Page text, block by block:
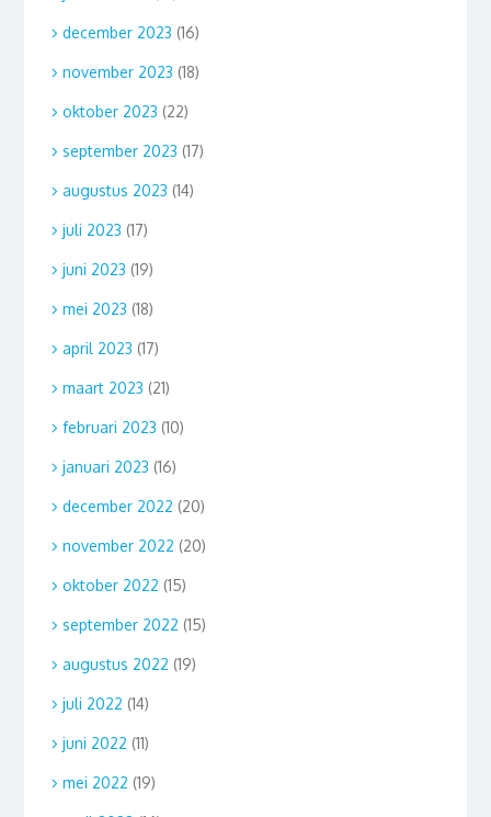
december 2023 (16)
november 2023 (18)
oktober 2023 (22)
september 2023 (17)
augustus 2023 (14)
juli 2023 (17)
juni 2023 (19)
mei 2023 (18)
april 2023 (17)
maart 2023 (21)
februari 2023 (10)
januari 2023 (16)
december 2022 (20)
november 2022 (20)
oktober 2022 (15)
september 2022 (15)
augustus 2022 (19)
juli 2022 (14)
juni 2022 (11)
mei 2022 (19)